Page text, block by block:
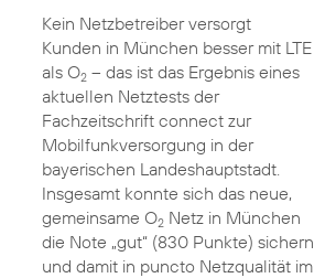
Kein Netzbetreiber versorgt
Kunden in München besser mit LTE
als O2– das ist das Ergebnis eines
aktuellen Netztests der
Fachzeitschrift connect zur
Mobilfunkversorgung in der
bayerischen Landeshauptstadt.
Insgesamt konnte sich das neue,
gemeinsame O2Netz in München
die Note „gut“ (830 Punkte) sichern
und damit in puncto Netzqualität im